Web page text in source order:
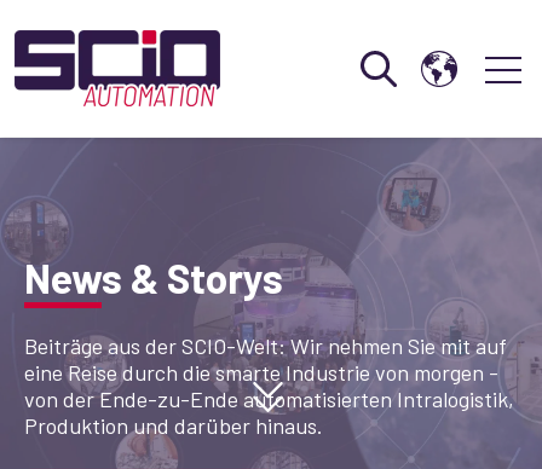
Open
Open search
News & Storys
Beiträge aus der SCIO-Welt: Wir nehmen Sie mit auf
eine Reise durch die smarte Industrie von morgen -
von der Ende-zu-Ende automatisierten Intralogistik,
Produktion und darüber hinaus.